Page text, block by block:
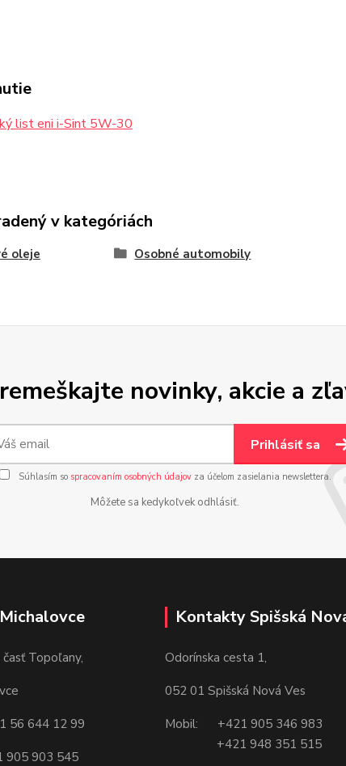
list eni i-Sint 5W-30
v kategóriách
oleje Osobné automobily
novinky, akcie a
Prihlásiť sa
Súhlasím so spracovaním osobných údajovza účelom zasielania newslettera.
Môžete sa kedykoľvek odhlásiť.
Topoľany,
644 12 99
903 545
Kontakty Spišská
Odorínska cesta 1,
052 01 Spišská Nová Ves
Mobil: +421 905 346 983
+421 948 351 515